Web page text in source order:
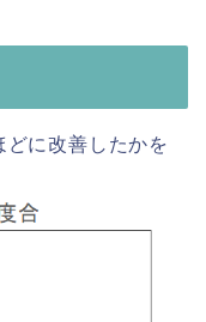
に改善したかを